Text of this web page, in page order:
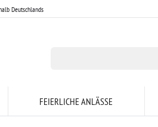
Deutschlands
FEIERLICHE ANLÄSSE